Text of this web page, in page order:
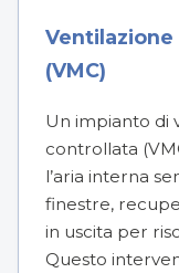
(VMC)
Un impianto di
controllata
l’aria interna
finestre,
in uscita per
Questo